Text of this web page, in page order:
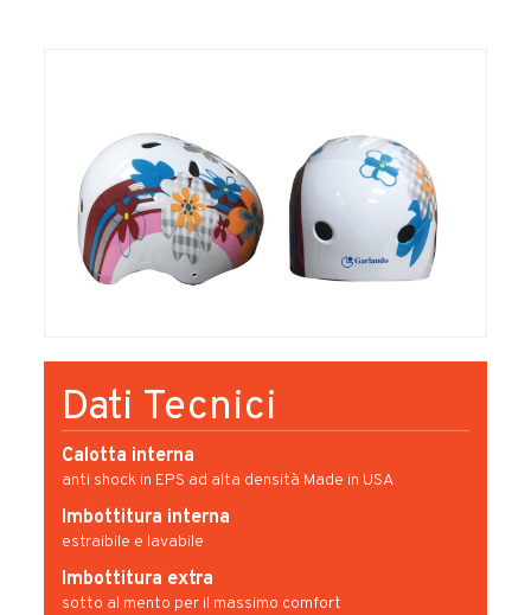
Dati Tecnici
Calotta interna
anti shock in EPS ad alta densità Made in USA
Imbottitura interna
estraibile e lavabile
Imbottitura extra
sotto al mento per il massimo comfort